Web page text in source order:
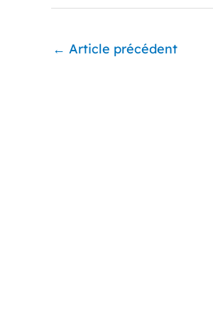
← Article précédent